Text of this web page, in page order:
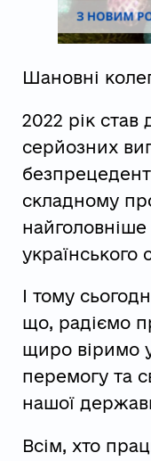
Шановні
2022 рік став
серйозних
складному
українського
І тому
що, радіємо
щиро віримо
перемогу та
нашої
Всім, хто